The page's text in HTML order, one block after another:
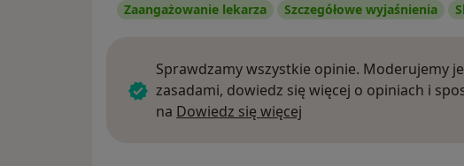
Zaangażowanie lekarza Szczegółowe wyjaśnienia
Sprawdzamy wszystkie opinie. Moderujemy
zasadami, dowiedz się więcej o opiniach i
na Dowiedz się więcej